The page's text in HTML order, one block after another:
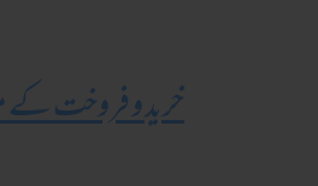
خرید و فروخت کے